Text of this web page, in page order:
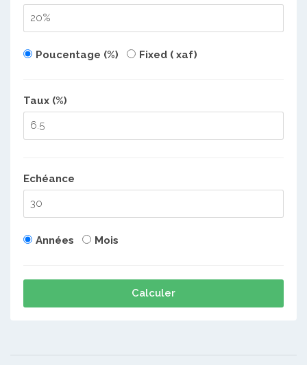
Poucentage (%) Fixed ( xaf)
Taux (%)
Echéance
Années Mois
Calculer